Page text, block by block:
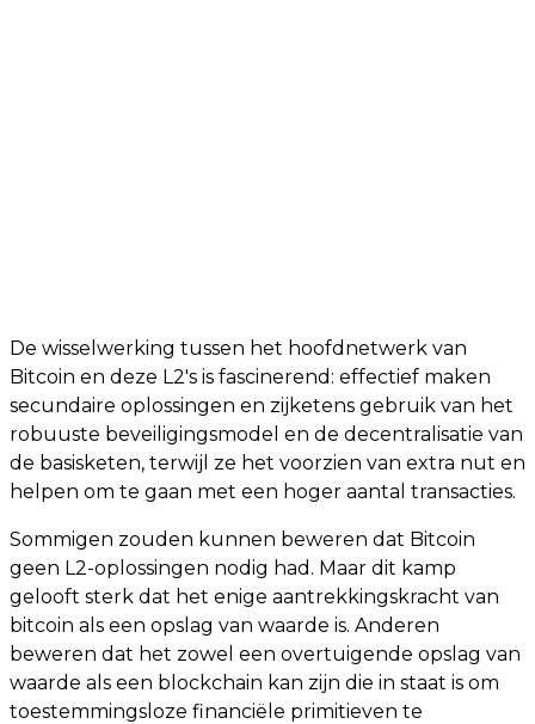
De wisselwerking tussen het hoofdnetwerk van
Bitcoin en deze L2's is fascinerend: effectief maken
secundaire oplossingen en zijketens gebruik van het
robuuste beveiligingsmodel en de decentralisatie van
de basisketen, terwijl ze het voorzien van extra nut en
helpen om te gaan met een hoger aantal transacties.
Sommigen zouden kunnen beweren dat Bitcoin
geen L2-oplossingen nodig had. Maar dit kamp
gelooft sterk dat het enige aantrekkingskracht van
bitcoin als een opslag van waarde is. Anderen
beweren dat het zowel een overtuigende opslag van
waarde als een blockchain kan zijn die in staat is om
toestemmingsloze financiële primitieven te